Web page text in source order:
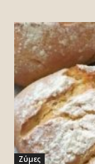
Ζύμες